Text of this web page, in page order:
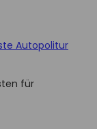
Autopolitur